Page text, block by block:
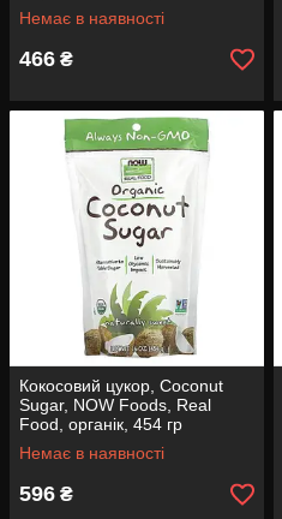
гліцерит, 59 мл
Немає в наявності
466 ₴
Кокосовий цукор, Coconut
Sugar, NOW Foods, Real
Food, органік, 454 гр
Немає в наявності
596 ₴